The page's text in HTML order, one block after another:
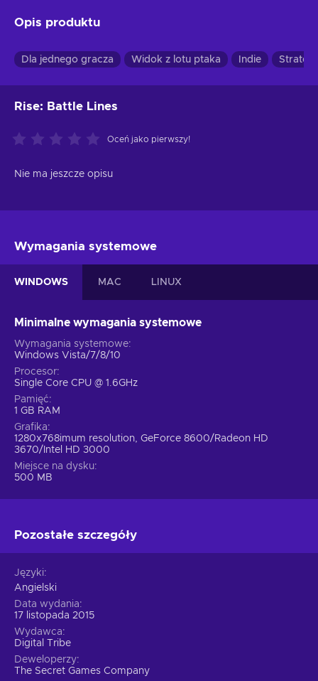
Opis produktu
Dla jednego gracza Widok z lotu ptaka Indie
Rise: Battle Lines
Oceń jako pierwszy!
Nie ma jeszcze opisu
Wymagania systemowe
WINDOWS MAC LINUX
Minimalne wymagania systemowe
Wymagania systemowe
Windows Vista/7/8/10
Procesor
Single Core CPU @ 1.6GHz
Pamięć
1 GB RAM
Grafika
1280x768imum resolution, GeForce 8600/Radeon HD
3670/Intel HD 3000
Miejsce na dysku
500 MB
Pozostałe szczegóły
Języki
Angielski
Data wydania
17 listopada 2015
Wydawca
Digital Tribe
Deweloperzy
The Secret Games Company